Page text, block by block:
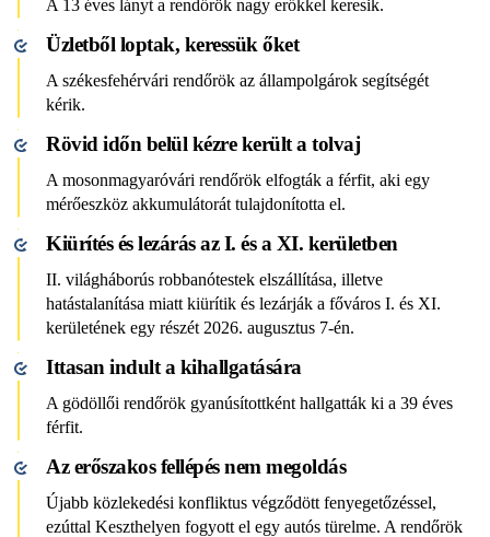
A 13 éves lányt a rendőrök nagy erőkkel keresik.
Üzletből loptak, keressük őket
A székesfehérvári rendőrök az állampolgárok segítségét
kérik.
Rövid időn belül kézre került a tolvaj
A mosonmagyaróvári rendőrök elfogták a férfit, aki egy
mérőeszköz akkumulátorát tulajdonította el.
Kiürítés és lezárás az I. és a XI. kerületben
II. világháborús robbanótestek elszállítása, illetve
hatástalanítása miatt kiürítik és lezárják a főváros I. és XI.
kerületének egy részét 2026. augusztus 7-én.
Ittasan indult a kihallgatására
A gödöllői rendőrök gyanúsítottként hallgatták ki a 39 éves
férfit.
Az erőszakos fellépés nem megoldás
Újabb közlekedési konfliktus végződött fenyegetőzéssel,
ezúttal Keszthelyen fogyott el egy autós türelme. A rendőrök